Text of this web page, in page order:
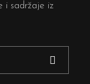
i sadržaje iz